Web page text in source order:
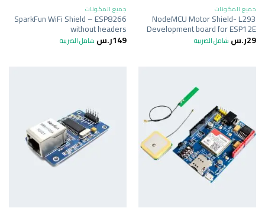
جميع المكونات
NodeMCU Motor Shield- L293
Development board for ESP12E
29ر.س شامل الضريبة
جميع المكونات
SparkFun WiFi Shield – ESP8266
without headers
149ر.س شامل الضريبة